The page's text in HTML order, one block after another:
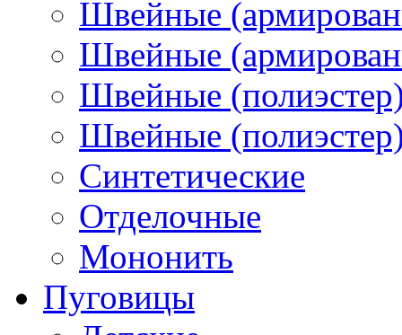
Швейные
Швейные
Швейные
Швейные
Синтетические
Отделочные
Мононить
Пуговицы